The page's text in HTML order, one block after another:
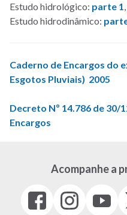
Estudo hidrológico: parte 1,
Estudo hidrodinâmico:
Caderno de Encargos do
Esgotos Pluviais) 2005
Decreto Nº 14.786 de
Encargos
Acompanhe a
Facebook
(link
Instagram
(link
(link